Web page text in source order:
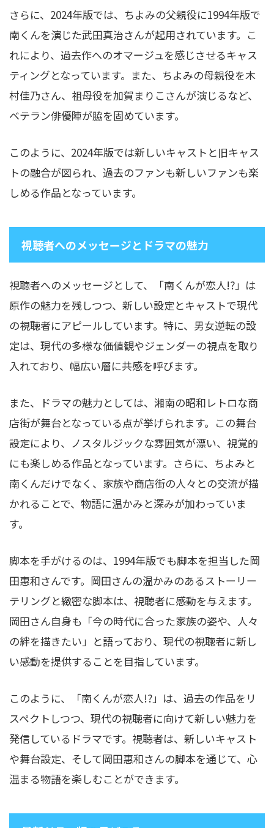
さらに、2024年版では、ちよみの父親役に1994年版で
南くんを演じた武田真治さんが起用されています。こ
れにより、過去作へのオマージュを感じさせるキャス
ティングとなっています。また、ちよみの母親役を木
村佳乃さん、祖母役を加賀まりこさんが演じるなど、
ベテラン俳優陣が脇を固めています。
このように、2024年版では新しいキャストと旧キャス
トの融合が図られ、過去のファンも新しいファンも楽
しめる作品となっています。
視聴者へのメッセージとドラマの魅力
視聴者へのメッセージとして、「南くんが恋人!?」は
原作の魅力を残しつつ、新しい設定とキャストで現代
の視聴者にアピールしています。特に、男女逆転の設
定は、現代の多様な価値観やジェンダーの視点を取り
入れており、幅広い層に共感を呼びます。
また、ドラマの魅力としては、湘南の昭和レトロな商
店街が舞台となっている点が挙げられます。この舞台
設定により、ノスタルジックな雰囲気が漂い、視覚的
にも楽しめる作品となっています。さらに、ちよみと
南くんだけでなく、家族や商店街の人々との交流が描
かれることで、物語に温かみと深みが加わっていま
す。
脚本を手がけるのは、1994年版でも脚本を担当した岡
田惠和さんです。岡田さんの温かみのあるストーリー
テリングと緻密な脚本は、視聴者に感動を与えます。
岡田さん自身も「今の時代に合った家族の姿や、人々
の絆を描きたい」と語っており、現代の視聴者に新し
い感動を提供することを目指しています。
このように、「南くんが恋人!?」は、過去の作品をリ
スペクトしつつ、現代の視聴者に向けて新しい魅力を
発信しているドラマです。視聴者は、新しいキャスト
や舞台設定、そして岡田惠和さんの脚本を通じて、心
温まる物語を楽しむことができます。